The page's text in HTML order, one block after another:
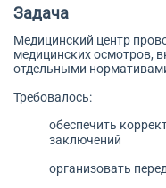
Задача
Медицинский центр
медицинских осмотров,
отдельными
Требовалось:
обеспечить
заключений
организовать